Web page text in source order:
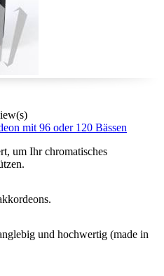
mit 96 oder 120 Bässen
um Ihr chromatisches
und hochwertig (made in